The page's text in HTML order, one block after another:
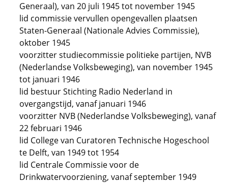
Generaal), van 20 juli 1945 tot november 1945
lid commissie vervullen opengevallen plaatsen
Staten-Generaal (Nationale Advies Commissie),
oktober 1945
voorzitter studiecommissie politieke partijen, NVB
(Nederlandse Volksbeweging), van november 1945
tot januari 1946
lid bestuur Stichting Radio Nederland in
overgangstijd, vanaf januari 1946
voorzitter NVB (Nederlandse Volksbeweging), vanaf
22 februari 1946
lid College van Curatoren Technische Hogeschool
te Delft, van 1949 tot 1954
lid Centrale Commissie voor de
Drinkwatervoorziening, vanaf september 1949